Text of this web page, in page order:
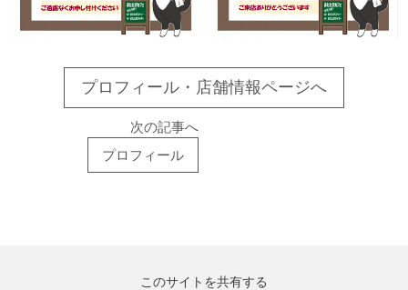
プロフィール・店舗情報ページへ
次の記事へ
プロフィール
このサイトを共有する